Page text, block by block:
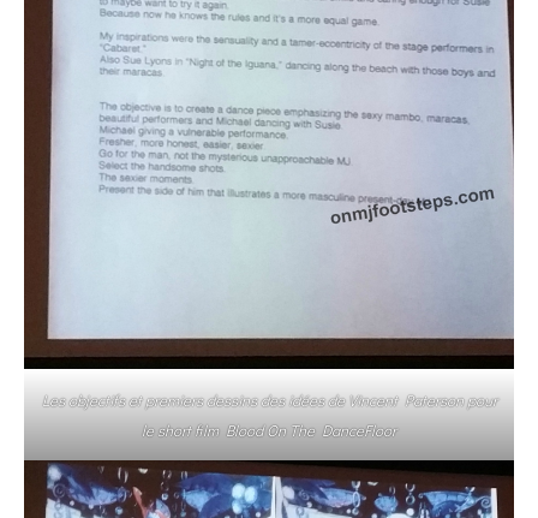
Les objectifs et premiers dessins des idées de Vincent Paterson pour
le short film Blood On The DanceFloor